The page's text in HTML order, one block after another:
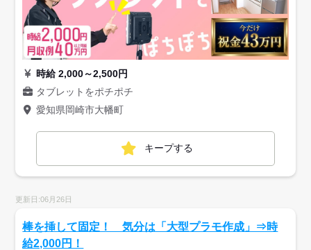
時給 2,000～2,500円
タブレットをポチポチ
愛知県岡崎市大幡町
キープする
更新日:06月26日
棒を挿して固定！ 気分は「大型プラモ作成」⇒時
給2,000円！